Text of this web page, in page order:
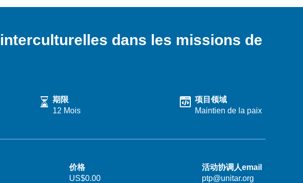
SIMPLIFIED
FRANÇAIS
dans les missions de
期限
12 Mois
项目领域
Maintien de la paix
价格
US$0.00
活动协调人email
ptp@unitar.org